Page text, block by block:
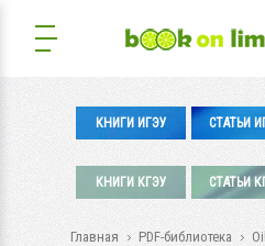
КНИГИ ИГЭУ СТАТЬИ
КНИГИ КГЭУ СТАТЬИ
Главная PDF-библиотека